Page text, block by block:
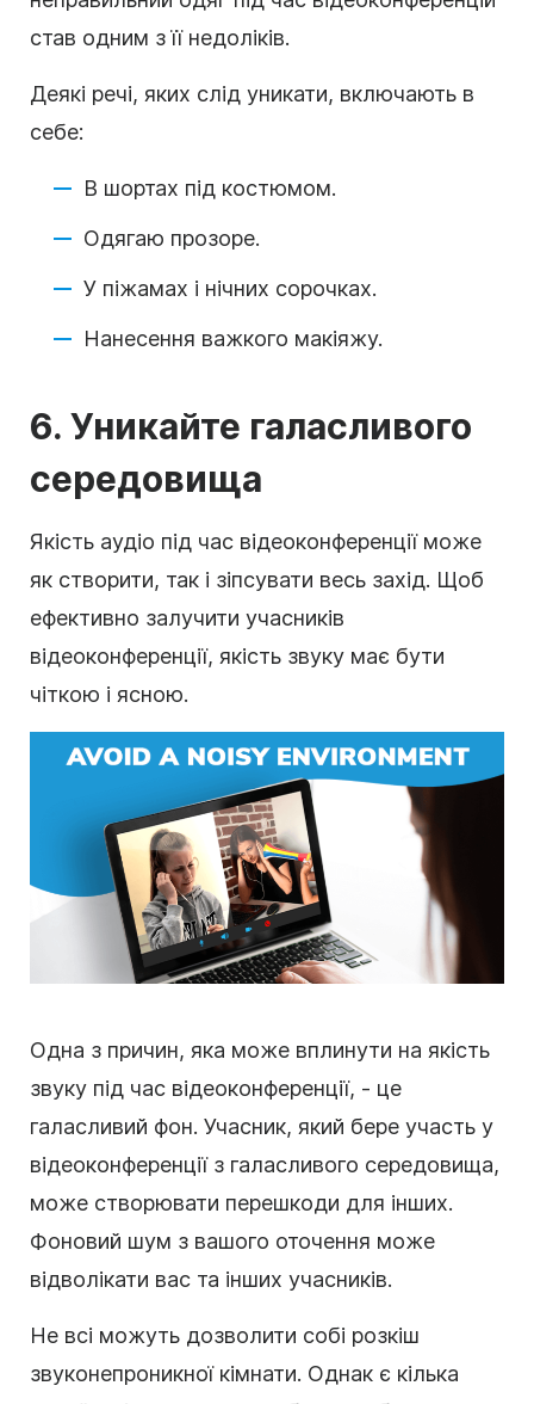
став одним з її недоліків.
Деякі речі, яких слід уникати, включають в
себе:
В шортах під костюмом.
Одягаю прозоре.
У піжамах і нічних сорочках.
Нанесення важкого макіяжу.
6. Уникайте галасливого
середовища
Якість аудіо під час відеоконференції може
як створити, так і зіпсувати весь захід. Щоб
ефективно залучити учасників
відеоконференції, якість звуку має бути
чіткою і ясною.
Одна з причин, яка може вплинути на якість
звуку під час відеоконференції, - це
галасливий фон. Учасник, який бере участь у
відеоконференції з галасливого середовища,
може створювати перешкоди для інших.
Фоновий шум з вашого оточення може
відволікати вас та інших учасників.
Не всі можуть дозволити собі розкіш
звуконепроникної кімнати. Однак є кілька